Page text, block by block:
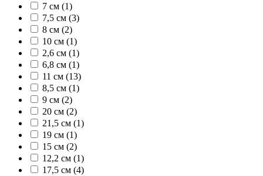
7 см (1)
7,5 см (3)
8 см (2)
10 см (1)
2,6 см (1)
6,8 см (1)
11 см (13)
8,5 см (1)
9 см (2)
20 см (2)
21,5 см (1)
19 см (1)
15 см (2)
12,2 см (1)
17,5 см (4)